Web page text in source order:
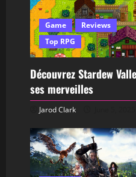
Game
Reviews
Top RPG
Découvrez Stardew
ses merveilles
Jarod Clark